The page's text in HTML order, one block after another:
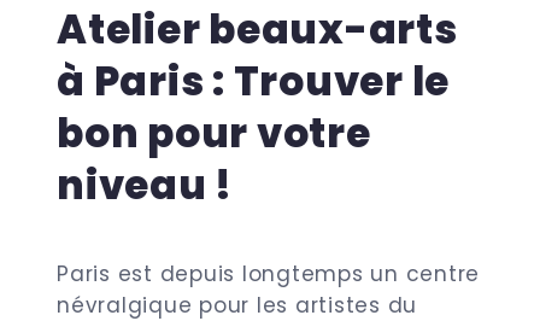
Atelier beaux-arts
à Paris : Trouver le
bon pour votre
niveau !
Paris est depuis longtemps un centre
névralgique pour les artistes du